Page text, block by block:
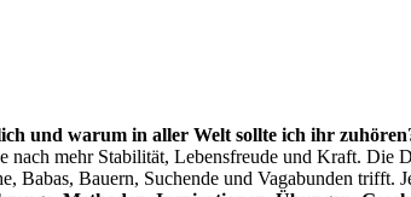
und warum in aller Welt sollte ich ihr
mehr Stabilität, Lebensfreude und Kraft. Die
Bauern, Suchende und Vagabunden trifft.